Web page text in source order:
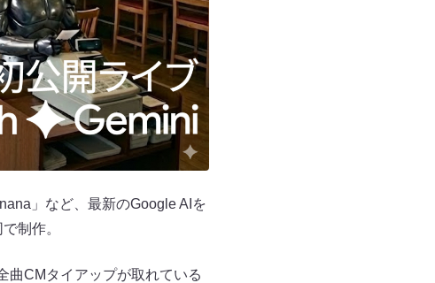
」など、最新のGoogle AIを
制作。
曲CMタイアップが取れている